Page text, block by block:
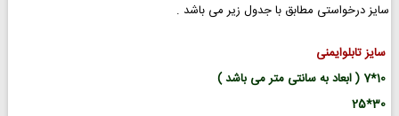
سایز درخواستی مطابق با جدول زیر می باشد .
سایز تابلوایمنی
10*7 ( ابعاد به سانتی متر می باشد )
30*25